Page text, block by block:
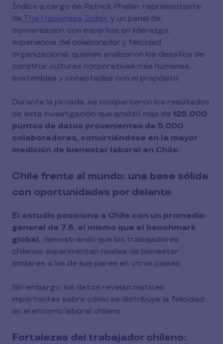
Índice a cargo de Patrick Phelan, representante
de The Happiness Index, y un panel de
conversación con expertos en liderazgo,
experiencia del colaborador y felicidad
organizacional, quienes analizaron los desafíos de
construir culturas corporativas más humanas,
sostenibles y conectadas con el propósito.
Durante la jornada, se compartieron los resultados
de esta investigación que analizó más de 125.000
puntos de datos provenientes de 5.000
colaboradores, convirtiéndose en la mayor
medición de bienestar laboral en Chile.
Chile frente al mundo: una base sólida
con oportunidades por delante
El estudio posiciona a Chile con un promedio
general de 7,8, el mismo que el benchmark
global, demostrando que los trabajadores
chilenos experimentan niveles de bienestar
similares a los de sus pares en otros países.
Sin embargo, los datos revelan matices
importantes sobre cómo se distribuye la felicidad
en el entorno laboral chileno.
Fortalezas del trabajador chileno: